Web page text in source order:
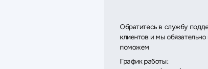
Обратитесь в службу
клиентов и мы
поможем
График работы: